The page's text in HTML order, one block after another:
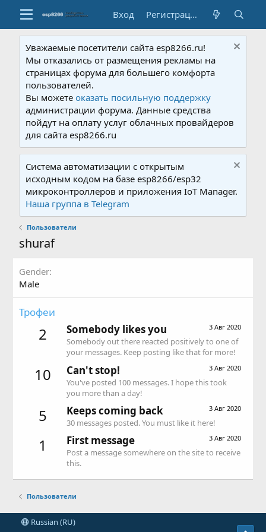
Вход Регистрация
Уважаемые посетители сайта esp8266.ru!
Мы отказались от размещения рекламы на
страницах форума для большего комфорта
пользователей.
Вы можетеоказать посильную поддержку
администрации форума. Данные средства
пойдут на оплату услуг облачных провайдеров
для сайта esp8266.ru
Система автоматизации с открытым
исходным кодом на базе esp8266/esp32
микроконтроллеров и приложения IoT Manager.
Наша группа в Telegram
Пользователи
shuraf
Gender
Male
Трофеи
2 3 Авг 2020
Somebody likes you
Somebody out there reacted positively to one of
your messages. Keep posting like that for more!
10 3 Авг 2020
Can't stop!
You've posted 100 messages. I hope this took
you more than a day!
5 3 Авг 2020
Keeps coming back
30 messages posted. You must like it here!
1 3 Авг 2020
First message
Post a message somewhere on the site to receive
this.
Пользователи
Russian (RU)